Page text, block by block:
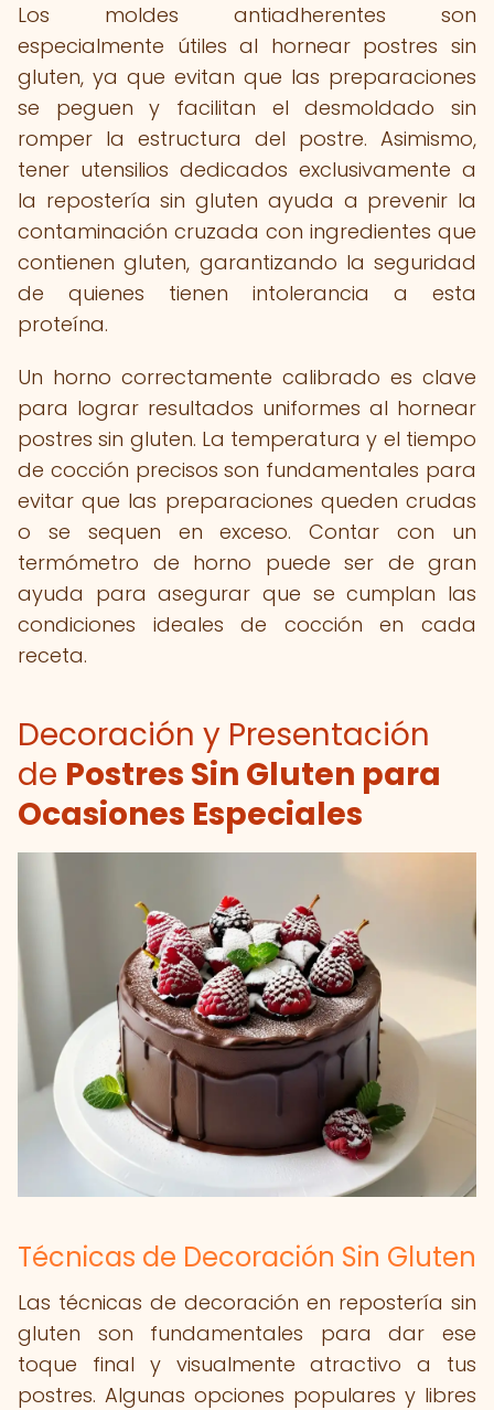
Los moldes antiadherentes son
especialmente útiles al hornear postres sin
gluten, ya que evitan que las preparaciones
se peguen y facilitan el desmoldado sin
romper la estructura del postre. Asimismo,
tener utensilios dedicados exclusivamente a
la repostería sin gluten ayuda a prevenir la
contaminación cruzada con ingredientes que
contienen gluten, garantizando la seguridad
de quienes tienen intolerancia a esta
proteína.
Un horno correctamente calibrado es clave
para lograr resultados uniformes al hornear
postres sin gluten. La temperatura y el tiempo
de cocción precisos son fundamentales para
evitar que las preparaciones queden crudas
o se sequen en exceso. Contar con un
termómetro de horno puede ser de gran
ayuda para asegurar que se cumplan las
condiciones ideales de cocción en cada
receta.
Decoración y Presentación
de Postres Sin Gluten para
Ocasiones Especiales
Técnicas de Decoración Sin Gluten
Las técnicas de decoración en repostería sin
gluten son fundamentales para dar ese
toque final y visualmente atractivo a tus
postres. Algunas opciones populares y libres